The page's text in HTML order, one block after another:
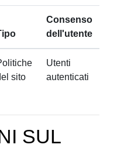
Consenso
dell'utente
sito
Utenti
autenticati
SUL